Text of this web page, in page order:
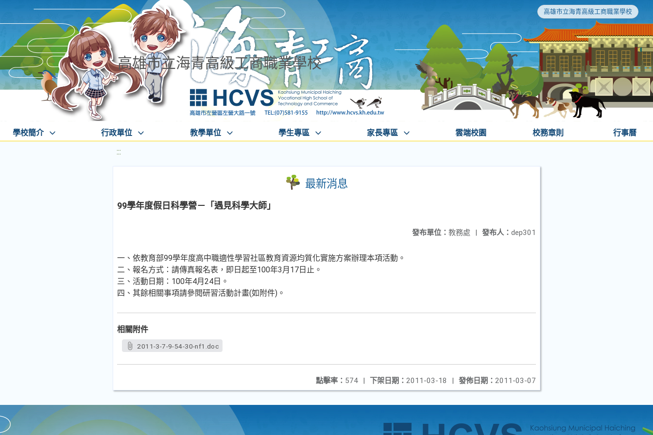
高雄市立海青高級工商職業學校
高雄市立海青高級工商職業學校
學校簡介 行政單位 教學單位 學生專區 家長專區 雲端校園 校務章則 行事曆
:::
最新消息
99學年度假日科學營－「遇見科學大師」
發布人： dep301
發布單位： 教務處 |
一、依教育部99學年度高中職適性學習社區教育資源均質化實施方案辦理本項活動。
二、報名方式：請傳真報名表，即日起至100年3月17日止。
三、活動日期：100年4月24日。
四、其餘相關事項請參閱研習活動計畫(如附件)。
相關附件
2011-3-7-9-54-30-nf1.doc
發佈日期： 2011-03-07
下架日期： 2011-03-18 |
點擊率： 574 |